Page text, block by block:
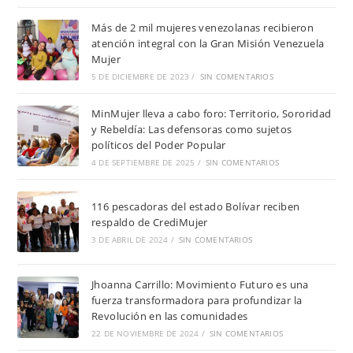
Más de 2 mil mujeres venezolanas recibieron
atención integral con la Gran Misión Venezuela
Mujer
5 DE DICIEMBRE DE 2023 / SIN COMENTARIOS
MinMujer lleva a cabo foro: Territorio, Sororidad
y Rebeldía: Las defensoras como sujetos
políticos del Poder Popular
4 DE SEPTIEMBRE DE 2025 / SIN COMENTARIOS
116 pescadoras del estado Bolívar reciben
respaldo de CrediMujer
3 DE ABRIL DE 2024 / SIN COMENTARIOS
Jhoanna Carrillo: Movimiento Futuro es una
fuerza transformadora para profundizar la
Revolución en las comunidades
22 DE NOVIEMBRE DE 2024 / SIN COMENTARIOS